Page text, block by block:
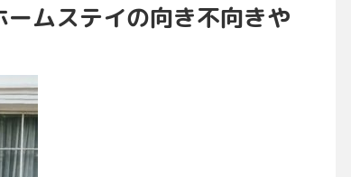
ムステイの向き不向きや